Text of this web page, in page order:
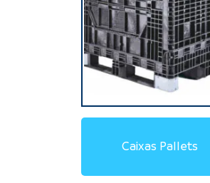
Caixas Pallets
Estrado de Plástico
Locação de Caixas
Locação de Pallets
Madeira
Locação de Pallets
Plásticos
Locação de Racks
Aramados
Pallets de
Pallets de Madeira
Pallets de Plástico
Racks Metálicos